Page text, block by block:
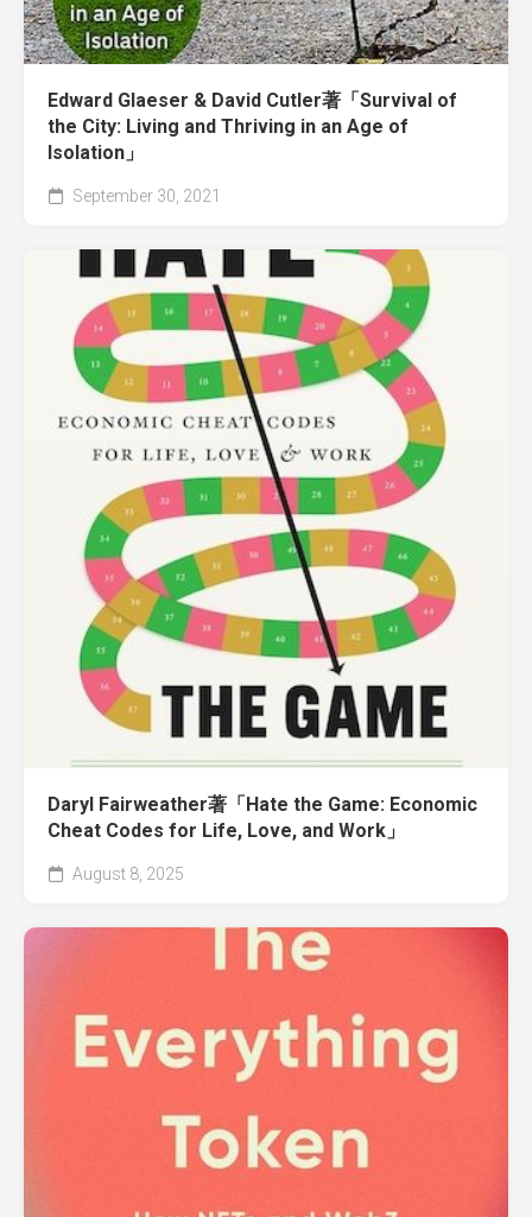
Edward Glaeser & David Cutler著「Survival of
the City: Living and Thriving in an Age of
Isolation」
September 30, 2021
Daryl Fairweather著「Hate the Game: Economic
Cheat Codes for Life, Love, and Work」
August 8, 2025